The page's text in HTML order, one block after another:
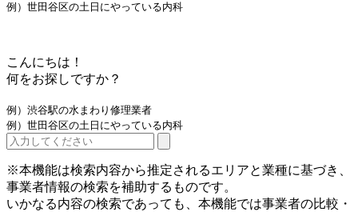
例）世田谷区の土日にやっている内科
こんにちは！
何をお探しですか？
例）渋谷駅の水まわり修理業者
例）世田谷区の土日にやっている内科
※本機能は検索内容から推定されるエリアと業種に基づき、
事業者情報の検索を補助するものです。
いかなる内容の検索であっても、本機能では事業者の比較・